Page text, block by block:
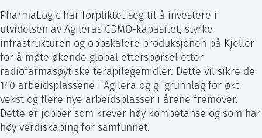
PharmaLogic har forpliktet seg til å investere i
utvidelsen av Agileras CDMO-kapasitet, styrke
infrastrukturen og oppskalere produksjonen på Kjeller
for å møte økende global etterspørsel etter
radiofarmasøytiske terapilegemidler. Dette vil sikre de
140 arbeidsplassene i Agilera og gi grunnlag for økt
vekst og flere nye arbeidsplasser i årene fremover.
Dette er jobber som krever høy kompetanse og som har
høy verdiskaping for samfunnet.